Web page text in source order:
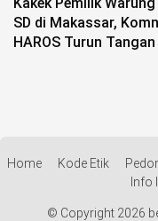
SD di Makassar,
HAROS Turun Tangan
Home Kode Etik
Info
© Copyright 2026